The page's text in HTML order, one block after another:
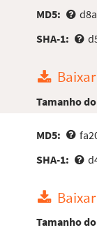
MD5:
SHA-1:
Baixar
Tamanho
MD5:
SHA-1:
Baixar
Tamanho